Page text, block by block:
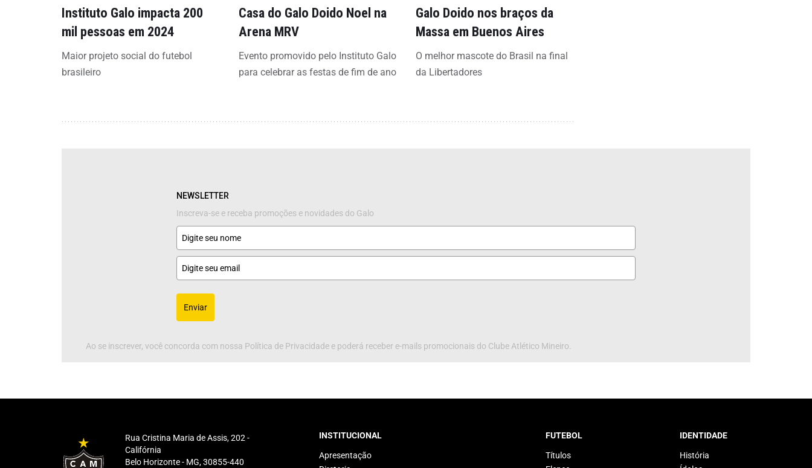
Instituto Galo impacta 200
mil pessoas em 2024
Maior projeto social do futebol
brasileiro
Casa do Galo Doido Noel na
Arena MRV
Evento promovido pelo Instituto Galo
para celebrar as festas de fim de ano
Galo Doido nos braços da
Massa em Buenos Aires
O melhor mascote do Brasil na final
da Libertadores
NEWSLETTER
Inscreva-se e receba promoções e novidades do Galo
Enviar
Ao se inscrever, você concorda com nossa Política de Privacidade e poderá receber e-mails promocionais do Clube Atlético Mineiro.
Rua Cristina Maria de Assis, 202 -
Califórnia
Belo Horizonte - MG, 30855-440
INSTITUCIONAL
Apresentação
FUTEBOL
Títulos
IDENTIDADE
História